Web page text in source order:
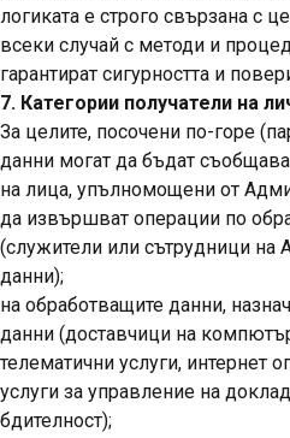
логиката е строго свързана с
всеки случай с методи и
гарантират сигурността и
7. Категории получатели на
За целите, посочени по-горе
данни могат да бъдат
на лица, упълномощени от
да извършват операции по
(служители или сътрудници на
данни);
на обработващите данни,
данни (доставчици на
телематични услуги, интернет
услуги за управление на
бдителност);